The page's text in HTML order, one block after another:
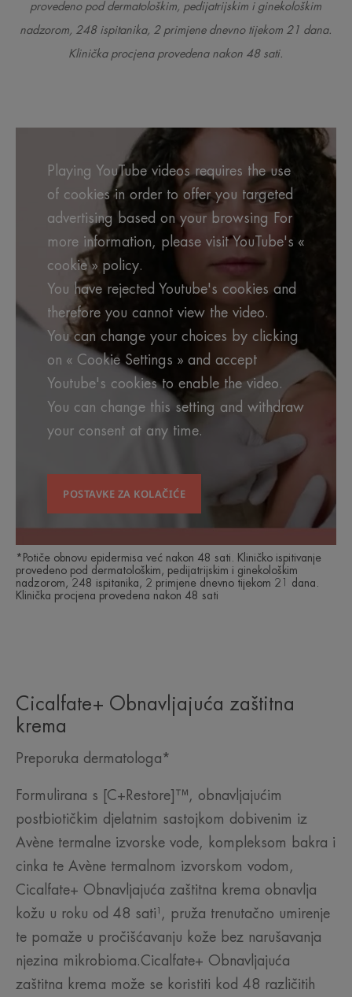
provedeno pod dermatološkim, pedijatrijskim i ginekološkim
nadzorom, 248 ispitanika, 2 primjene dnevno tijekom 21 dana.
Klinička procjena provedena nakon 48 sati.
Playing YouTube videos requires the use
of cookies in order to offer you targeted
advertising based on your browsing For
more information, please visit YouTube's «
cookie » policy.
You have rejected Youtube's cookies and
therefore you cannot view the video.
You can change your choices by clicking
on « Cookie Settings » and accept
Youtube's cookies to enable the video.
You can change this setting and withdraw
your consent at any time.
POSTAVKE ZA KOLAČIĆE
*Potiče obnovu epidermisa već nakon 48 sati. Kliničko ispitivanje
provedeno pod dermatološkim, pedijatrijskim i ginekološkim
nadzorom, 248 ispitanika, 2 primjene dnevno tijekom 21 dana.
Klinička procjena provedena nakon 48 sati
Cicalfate+ Obnavljajuća zaštitna
krema
Preporuka dermatologa*
Formulirana s [C+Restore]™, obnavljajućim
postbiotičkim djelatnim sastojkom dobivenim iz
Avène termalne izvorske vode, kompleksom bakra i
cinka te Avène termalnom izvorskom vodom,
Cicalfate+ Obnavljajuća zaštitna krema obnavlja
kožu u roku od 48 sati¹, pruža trenutačno umirenje
te pomaže u pročišćavanju kože bez narušavanja
njezina mikrobioma.Cicalfate+ Obnavljajuća
zaštitna krema može se koristiti kod 48 različitih